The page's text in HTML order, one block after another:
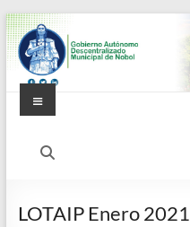
Saltar
al
contenido
Alcaldía
de
Menú
LOTAIP Enero 2021